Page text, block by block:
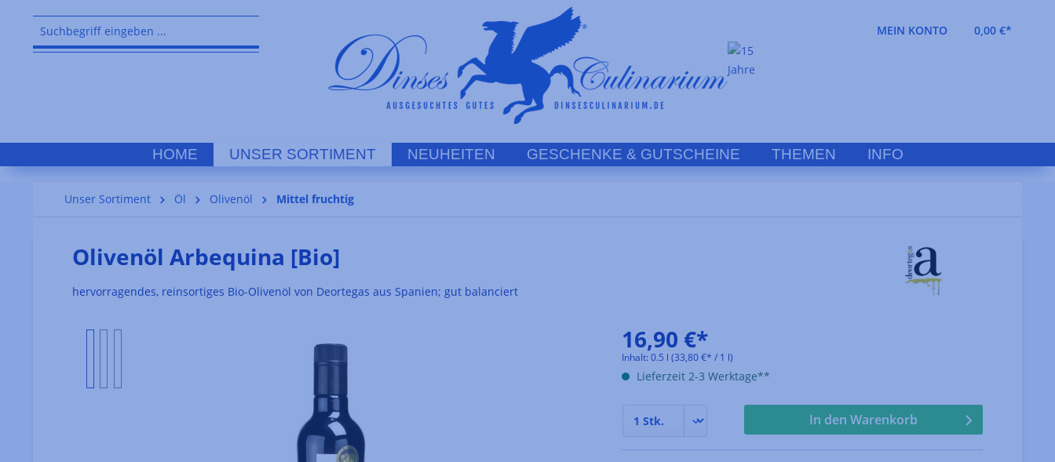
Zur Hauptnavigation springen
MEIN KONTO
0,00 €*
HOME UNSER SORTIMENT NEUHEITEN GESCHENKE & GUTSCHEINE THEMEN INFO
Unser Sortiment Öl Olivenöl Mittel fruchtig
Olivenöl Arbequina [Bio]
hervorragendes, reinsortiges Bio-Olivenöl von Deortegas aus Spanien; gut balanciert
16,90 €*
Inhalt: 0.5 l (33,80 €* / 1 l)
Lieferzeit 2-3 Werktage**
In den Warenkorb